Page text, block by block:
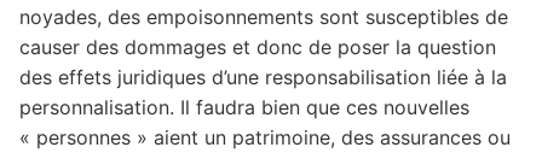
noyades, des empoisonnements sont susceptibles de
causer des dommages et donc de poser la question
des effets juridiques d’une responsabilisation liée à la
personnalisation. Il faudra bien que ces nouvelles
« personnes » aient un patrimoine, des assurances ou